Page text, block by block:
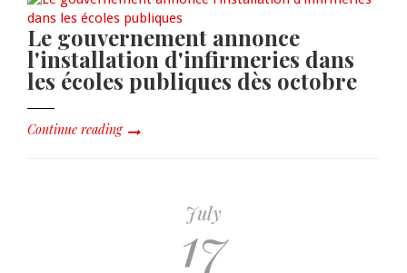
Le gouvernement annonce
l'installation d'infirmeries dans
les écoles publiques dès octobre
Continue reading
July
17